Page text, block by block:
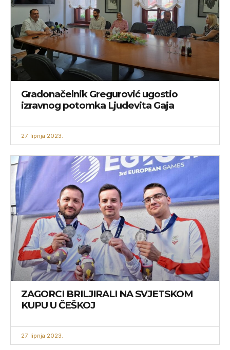
Gradonačelnik Gregurović ugostio
izravnog potomka Ljudevita Gaja
27. lipnja 2023.
ZAGORCI BRILJIRALI NA SVJETSKOM
KUPU U ČEŠKOJ
27. lipnja 2023.